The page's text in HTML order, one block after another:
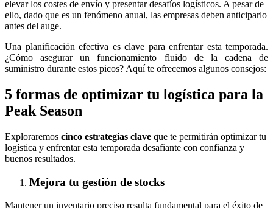
elevar los costes de envío y presentar desafíos logísticos. A pesar de
ello, dado que es un fenómeno anual, las empresas deben anticiparlo
antes del auge.
Una planificación efectiva es clave para enfrentar esta temporada.
¿Cómo asegurar un funcionamiento fluido de la cadena de
suministro durante estos picos? Aquí te ofrecemos algunos consejos:
5 formas de optimizar tu logística para la
Peak Season
Exploraremos cinco estrategias clave que te permitirán optimizar tu
logística y enfrentar esta temporada desafiante con confianza y
buenos resultados.
Mejora tu gestión de stocks
Mantener un inventario preciso resulta fundamental para el éxito de